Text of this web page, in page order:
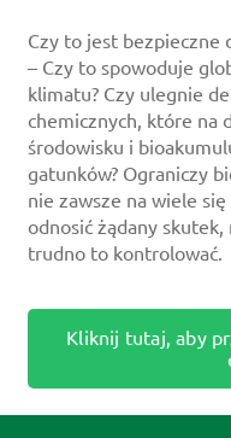
Czy to jest bezpieczne
– Czy to spowoduje
klimatu? Czy ulegnie
chemicznych, które na
środowisku i
gatunków? Ograniczy
nie zawsze na wiele
odnosić żądany
trudno to kontrolować.
Kliknij tutaj, aby